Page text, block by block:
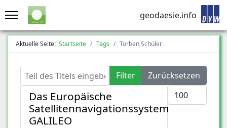
geodaesie.info
Aktuelle Seite: Startseite Tags Torben Schüler
Teil des Titels eingeben Filter
Zurücksetzen
Anzeige #
Das Europäische
Satellitennavigationssystem
GALILEO